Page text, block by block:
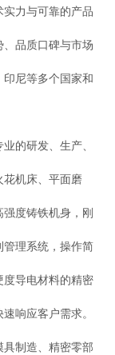
力与可靠的产品
品质口碑与市场
尼等多个国家和
的研发、生产、
机床、平面磨
度铸铁机身，刚
管理系统，操作简
度导电材料的精密
响应客户需求。
制造、精密零部